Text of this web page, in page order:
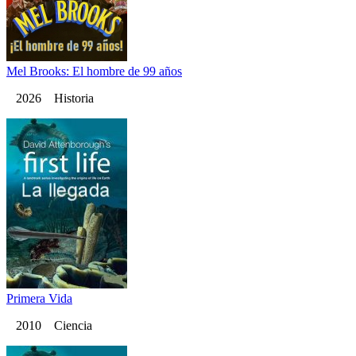
Mel Brooks: El hombre de 99 años
2026 Historia
Primera Vida
2010 Ciencia